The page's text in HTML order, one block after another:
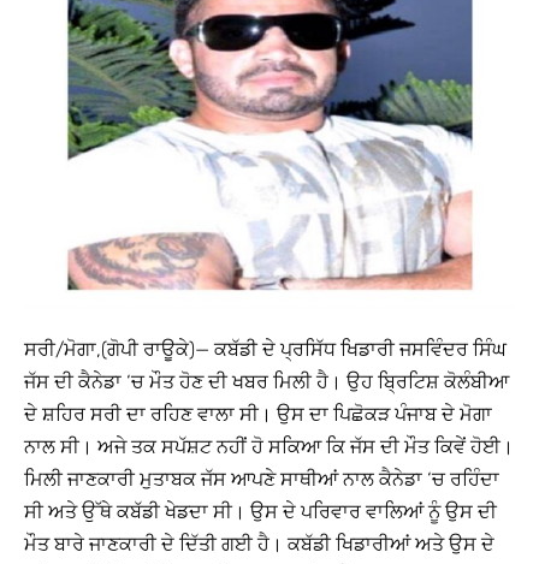
ਸਰੀ/ਮੋਗਾ,(ਗੋਪੀ ਰਾਊਕੇ)— ਕਬੱਡੀ ਦੇ ਪ੍ਰਸਿੱਧ ਖਿਡਾਰੀ ਜਸਵਿੰਦਰ ਸਿੰਘ
ਜੱਸ ਦੀ ਕੈਨੇਡਾ ‘ਚ ਮੌਤ ਹੋਣ ਦੀ ਖਬਰ ਮਿਲੀ ਹੈ। ਉਹ ਬ੍ਰਿਟਿਸ਼ ਕੋਲੰਬੀਆ
ਦੇ ਸ਼ਹਿਰ ਸਰੀ ਦਾ ਰਹਿਣ ਵਾਲਾ ਸੀ। ਉਸ ਦਾ ਪਿਛੋਕੜ ਪੰਜਾਬ ਦੇ ਮੋਗਾ
ਨਾਲ ਸੀ। ਅਜੇ ਤਕ ਸਪੱਸ਼ਟ ਨਹੀਂ ਹੋ ਸਕਿਆ ਕਿ ਜੱਸ ਦੀ ਮੌਤ ਕਿਵੇਂ ਹੋਈ।
ਮਿਲੀ ਜਾਣਕਾਰੀ ਮੁਤਾਬਕ ਜੱਸ ਆਪਣੇ ਸਾਥੀਆਂ ਨਾਲ ਕੈਨੇਡਾ ‘ਚ ਰਹਿੰਦਾ
ਸੀ ਅਤੇ ਉੱਥੇ ਕਬੱਡੀ ਖੇਡਦਾ ਸੀ। ਉਸ ਦੇ ਪਰਿਵਾਰ ਵਾਲਿਆਂ ਨੂੰ ਉਸ ਦੀ
ਮੌਤ ਬਾਰੇ ਜਾਣਕਾਰੀ ਦੇ ਦਿੱਤੀ ਗਈ ਹੈ। ਕਬੱਡੀ ਖਿਡਾਰੀਆਂ ਅਤੇ ਉਸ ਦੇ